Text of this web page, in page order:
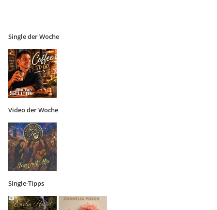
Single der Woche
Video der Woche
Single-Tipps